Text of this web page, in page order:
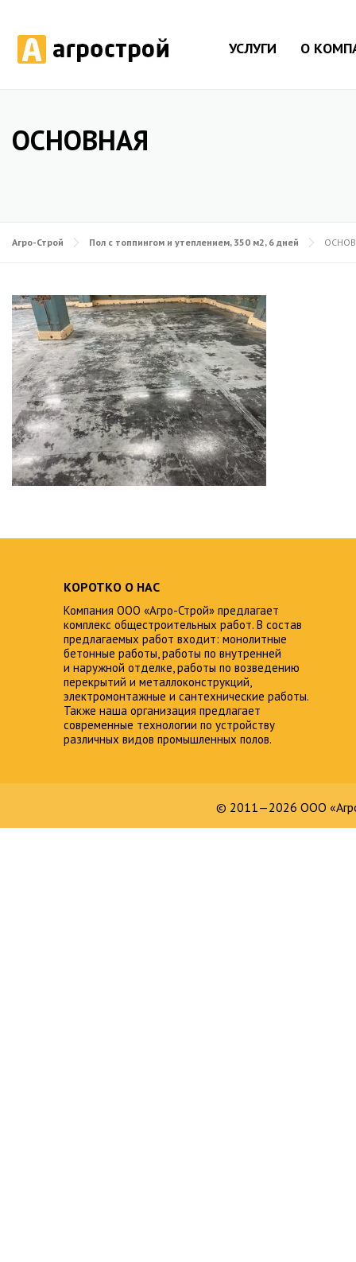
УСЛУГИ О
ОСНОВНАЯ
Агро-Строй Пол с топпингом и утеплением, 350 м2, 6 дней
КОРОТКО О НАС
Компания ООО «Агро-Строй» предлагает
комплекс общестроительных работ. В состав
предлагаемых работ входит: монолитные
бетонные работы, работы по внутренней
и наружной отделке, работы по возведению
перекрытий и металлоконструкций,
электромонтажные и сантехнические работы.
Также наша организация предлагает
современные технологии по устройству
различных видов промышленных полов.
© 2011—2026 ООО